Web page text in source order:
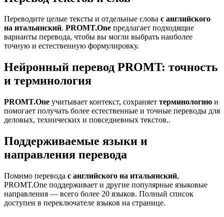
Переводите целые тексты и отдельные слова с английского
на итальянский. PROMT.One предлагает подходящие
варианты перевода, чтобы вы могли выбрать наиболее
точную и естественную формулировку.
Нейронный перевод PROMT: точность
и терминология
PROMT.One учитывает контекст, сохраняет терминологию и
помогает получать более естественные и точные переводы для
деловых, технических и повседневных текстов..
Поддерживаемые языки и
направления перевода
Помимо перевода с английского на итальянский,
PROMT.One поддерживает и другие популярные языковые
направления — всего более 20 языков. Полный список
доступен в переключателе языков на странице.